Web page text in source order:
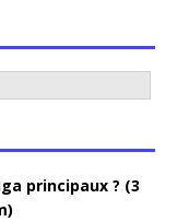
principaux ? (3